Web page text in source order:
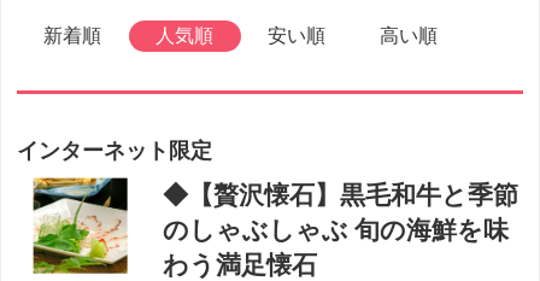
新着順 人気順 安い順 高い順
インターネット限定
◆【贅沢懐石】黒毛和牛と季節
のしゃぶしゃぶ 旬の海鮮を味
わう満足懐石